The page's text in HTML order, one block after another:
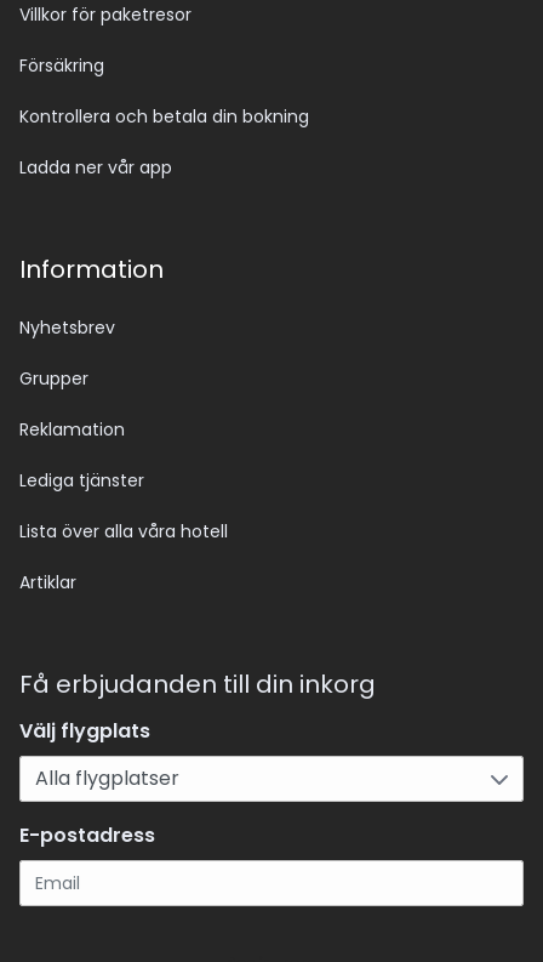
Villkor för paketresor
Försäkring
Kontrollera och betala din bokning
Ladda ner vår app
Information
Nyhetsbrev
Grupper
Reklamation
Lediga tjänster
Lista över alla våra hotell
Artiklar
Få erbjudanden till din inkorg
Välj flygplats
E-postadress